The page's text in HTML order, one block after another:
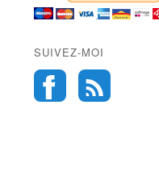
SUIVEZ-MOI